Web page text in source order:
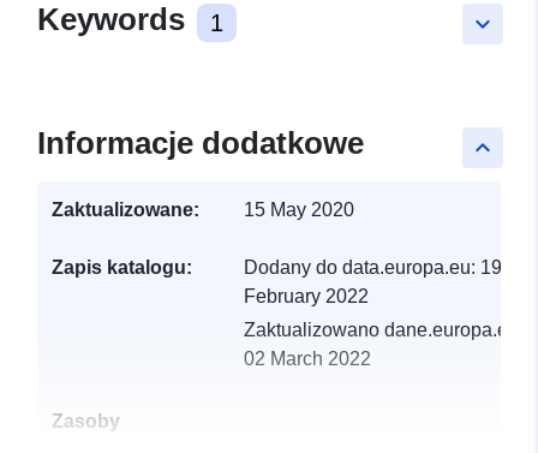
keyboard_arrow_down
Keywords 1
keyboard_arrow_up
Informacje dodatkowe
Zaktualizowane: 15 May 2020
Zapis katalogu: Dodany do data.europa.eu: 19
February 2022
Zaktualizowano dane.europa.eu:
02 March 2022
Zasoby